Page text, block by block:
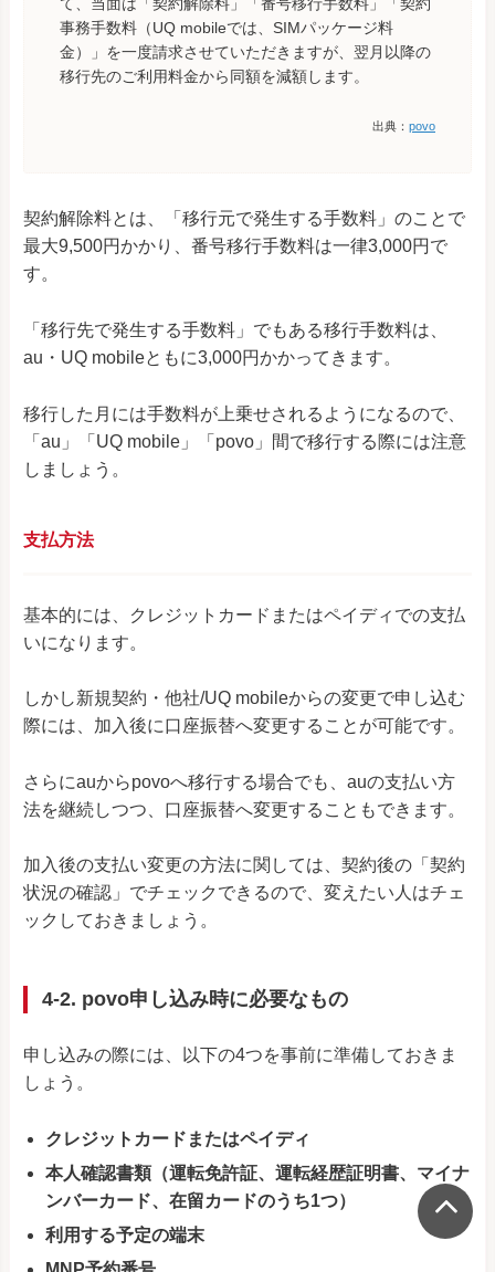
事務手数料（UQ mobileでは、SIMパッケージ料
金）」を一度請求させていただきますが、翌月以降の
移行先のご利用料金から同額を減額します。
出典： povo
契約解除料とは、「移行元で発生する手数料」のことで
最大9,500円かかり、番号移行手数料は一律3,000円で
す。
「移行先で発生する手数料」でもある移行手数料は、
au・UQ mobileともに3,000円かかってきます。
移行した月には手数料が上乗せされるようになるので、
「au」「UQ mobile」「povo」間で移行する際には注意
しましょう。
支払方法
基本的には、クレジットカードまたはペイディでの支払
いになります。
しかし新規契約・他社/UQ mobileからの変更で申し込む
際には、加入後に口座振替へ変更することが可能です。
さらにauからpovoへ移行する場合でも、auの支払い方
法を継続しつつ、口座振替へ変更することもできます。
加入後の支払い変更の方法に関しては、契約後の「契約
状況の確認」でチェックできるので、変えたい人はチェ
ックしておきましょう。
4-2. povo申し込み時に必要なもの
申し込みの際には、以下の4つを事前に準備しておきま
しょう。
クレジットカードまたはペイディ
本人確認書類（運転免許証、運転経歴証明書、マイナ
ンバーカード、在留カードのうち1つ）
利用する予定の端末